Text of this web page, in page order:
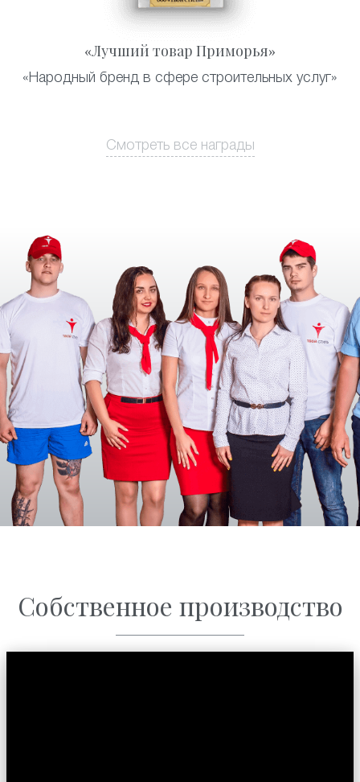
«Лучший товар Приморья»
«Народный бренд в сфере строительных услуг»
Смотреть все награды
Собственное производство